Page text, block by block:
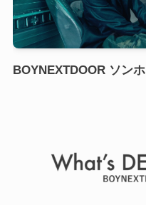
BOYNEXTDOOR ソンホ